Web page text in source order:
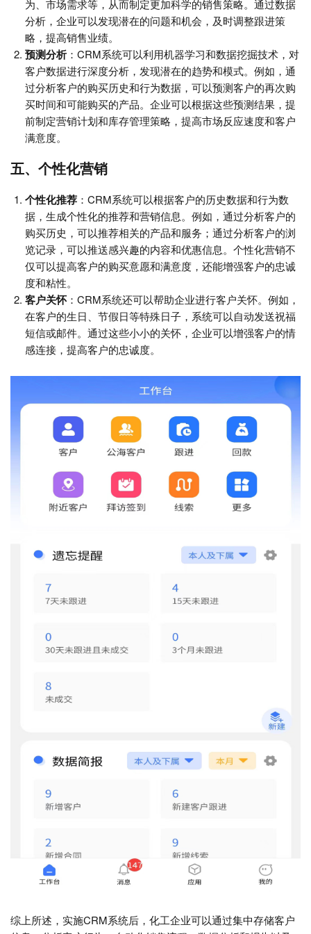
为、市场需求等，从而制定更加科学的销售策略。通过数据
分析，企业可以发现潜在的问题和机会，及时调整跟进策
略，提高销售业绩。
预测分析：CRM系统可以利用机器学习和数据挖掘技术，对
客户数据进行深度分析，发现潜在的趋势和模式。例如，通
过分析客户的购买历史和行为数据，可以预测客户的再次购
买时间和可能购买的产品。企业可以根据这些预测结果，提
前制定营销计划和库存管理策略，提高市场反应速度和客户
满意度。
五、个性化营销
个性化推荐 ：CRM系统可以根据客户的历史数据和行为数
据，生成个性化的推荐和营销信息。例如，通过分析客户的
购买历史，可以推荐相关的产品和服务；通过分析客户的浏
览记录，可以推送感兴趣的内容和优惠信息。个性化营销不
仅可以提高客户的购买意愿和满意度，还能增强客户的忠诚
度和粘性。
客户关怀：CRM系统还可以帮助企业进行客户关怀。例如，
在客户的生日、节假日等特殊日子，系统可以自动发送祝福
短信或邮件。通过这些小小的关怀，企业可以增强客户的情
感连接，提高客户的忠诚度。
综上所述，实施CRM系统后，化工企业可以通过集中存储客户